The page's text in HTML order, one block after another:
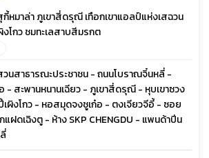
กี้หมาล่า ภูเขาสี่ดรุณี เทือกเขาแอลป์แห่งเสฉวน
โกว ชมทะเลสาบสีมรกต
วนสาธารณะประชาชน - ถนนโบราณจิ๋นหลี่ -
- สะพานหนานเฉียว - ภูเขาสี่ดรุณี - หุบเขาซวง
เผิงโกว - หอสมุดจงชูเก๋อ - ตงเจียวจีอี้ - ซอย
ฝดเฉิงตู - ห้าง SKP CHENGDU - แพนด้าปีน